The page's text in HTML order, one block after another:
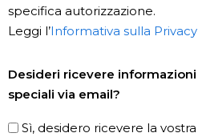
specifica autorizzazione.
Leggi l’Informativa sulla
Desideri ricevere
speciali via email?
Sì, desidero ricevere la